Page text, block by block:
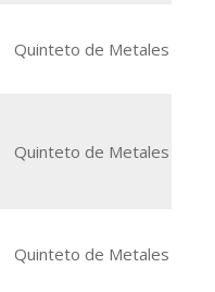
Quinteto de Metales
Quinteto de Metales
Quinteto de Metales